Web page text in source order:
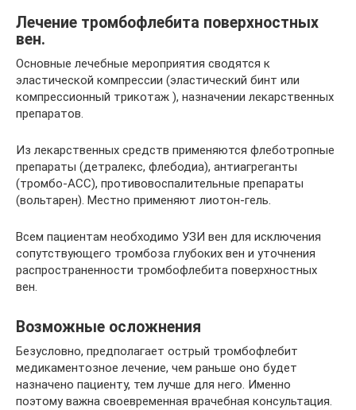
Лечение тромбофлебита поверхностных
вен.
Основные лечебные мероприятия сводятся к
эластической компрессии (эластический бинт или
компрессионный трикотаж ), назначении лекарственных
препаратов.
Из лекарственных средств применяются флеботропные
препараты (детралекс, флебодиа), антиагреганты
(тромбо-АСС), противовоспалительные препараты
(вольтарен). Местно применяют лиотон-гель.
Всем пациентам необходимо УЗИ вен для исключения
сопутствующего тромбоза глубоких вен и уточнения
распространенности тромбофлебита поверхностных
вен.
Возможные осложнения
Безусловно, предполагает острый тромбофлебит
медикаментозное лечение, чем раньше оно будет
назначено пациенту, тем лучше для него. Именно
поэтому важна своевременная врачебная консультация.